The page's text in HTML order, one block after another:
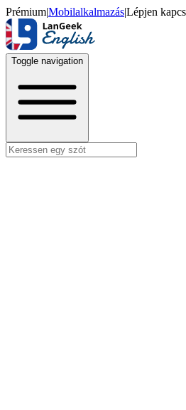
Prémium|Mobilalkalmazás|Lépjen
Toggle navigation